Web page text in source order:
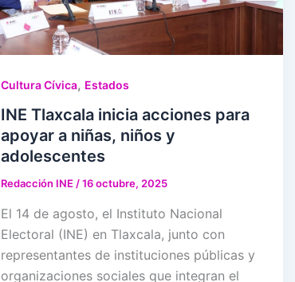
Cultura Cívica, Estados
INE Tlaxcala inicia acciones para
apoyar a niñas, niños y
adolescentes
Redacción INE/16 octubre, 2025
El 14 de agosto, el Instituto Nacional
Electoral (INE) en Tlaxcala, junto con
representantes de instituciones públicas y
organizaciones sociales que integran el